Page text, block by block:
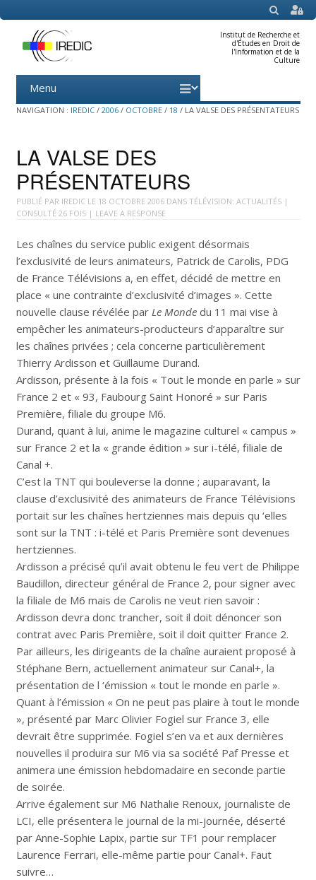
SEARCH
Institut de Recherche et
d'Études en Droit de
l'Information et de la
Culture
Menu
content
NAVIGATION : IREDIC / 2006 / OCTOBRE / 18 / LA VALSE DES PRÉSENTATEURS
LA VALSE DES
PRÉSENTATEURS
PUBLIÉ PAR IREDICLE 18 OCTOBRE 2006DANS TÉLÉVISION: ACTUALITÉS|
CONSULTÉ 26 FOIS | LEAVE A RESPONSE
Les chaînes du service public exigent désormais
l’exclusivité de leurs animateurs, Patrick de Carolis, PDG
de France Télévisions a, en effet, décidé de mettre en
place « une contrainte d’exclusivité d’images ». Cette
nouvelle clause révélée par Le Mondedu 11 mai vise à
empêcher les animateurs-producteurs d’apparaître sur
les chaînes privées ; cela concerne particulièrement
Thierry Ardisson et Guillaume Durand.
Ardisson, présente à la fois « Tout le monde en parle » sur
France 2 et « 93, Faubourg Saint Honoré » sur Paris
Première, filiale du groupe M6.
Durand, quant à lui, anime le magazine culturel « campus »
sur France 2 et la « grande édition » sur i-télé, filiale de
Canal +.
C’est la TNT qui bouleverse la donne ; auparavant, la
clause d’exclusivité des animateurs de France Télévisions
portait sur les chaînes hertziennes mais depuis qu ‘elles
sont sur la TNT : i-télé et Paris Première sont devenues
hertziennes.
Ardisson a précisé qu’il avait obtenu le feu vert de Philippe
Baudillon, directeur général de France 2, pour signer avec
la filiale de M6 mais de Carolis ne veut rien savoir :
Ardisson devra donc trancher, soit il doit dénoncer son
contrat avec Paris Première, soit il doit quitter France 2.
Par ailleurs, les dirigeants de la chaîne auraient proposé à
Stéphane Bern, actuellement animateur sur Canal+, la
présentation de l ‘émission « tout le monde en parle ».
Quant à l’émission « On ne peut pas plaire à tout le monde
», présenté par Marc Olivier Fogiel sur France 3, elle
devrait être supprimée. Fogiel s’en va et aux dernières
nouvelles il produira sur M6 via sa société Paf Presse et
animera une émission hebdomadaire en seconde partie
de soirée.
Arrive également sur M6 Nathalie Renoux, journaliste de
LCI, elle présentera le journal de la mi-journée, déserté
par Anne-Sophie Lapix, partie sur TF1 pour remplacer
Laurence Ferrari, elle-même partie pour Canal+. Faut
suivre…